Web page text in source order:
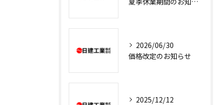
2026/06/30
価格改定のお知らせ
2025/12/12